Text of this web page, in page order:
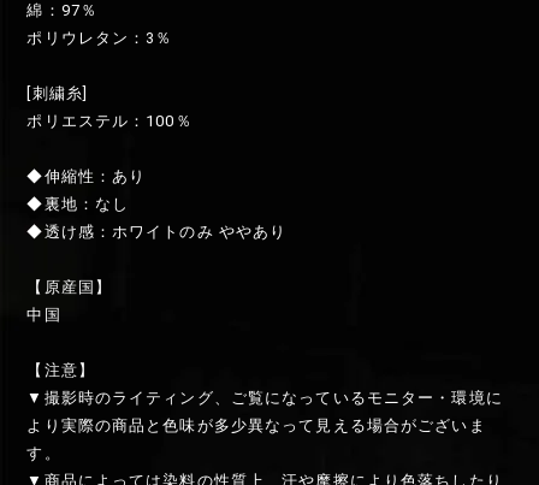
綿：97％
ポリウレタン：3％
[刺繍糸]
ポリエステル：100％
◆伸縮性：あり
◆裏地：なし
◆透け感：ホワイトのみ ややあり
【原産国】
中国
【注意】
▼撮影時のライティング、ご覧になっているモニター・環境に
より実際の商品と色味が多少異なって見える場合がございま
す。
▼商品によっては染料の性質上、汗や摩擦により色落ちしたり